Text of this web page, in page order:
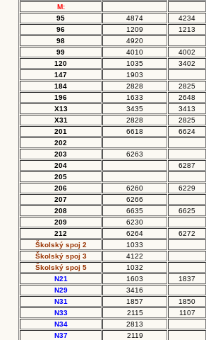
M:
95
4874
4234
96
1209
1213
98
4920
99
4010
4002
120
1035
3402
147
1903
184
2828
2825
196
1633
2648
X13
3435
3413
X31
2828
2825
201
6618
6624
202
203
6263
204
6287
205
206
6260
6229
207
6266
208
6635
6625
209
6230
212
6264
6272
Školský spoj 2
1033
Školský spoj 3
4122
Školský spoj 5
1032
N21
1603
1837
N29
3416
N31
1857
1850
N33
2115
1107
N34
2813
N37
2119